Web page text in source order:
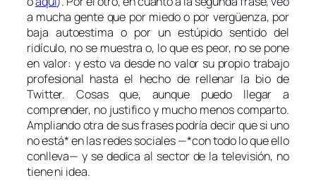
a mucha gente que por miedo o por vergüenza, por
baja autoestima o por un estúpido sentido del
ridículo, no se muestra o, lo que es peor, no se pone
en valor: y esto va desde no valor su propio trabajo
profesional hasta el hecho de rellenar la bio de
Twitter. Cosas que, aunque puedo llegar a
comprender, no justifico y mucho menos comparto.
Ampliando otra de sus frases podría decir que si uno
no está* en las redes sociales —*con todo lo que ello
conlleva— y se dedica al sector de la televisión, no
tiene ni idea.